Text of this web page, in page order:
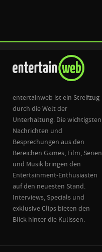
entertainweb ist ein Streifzug
durch die Welt der
Unterhaltung. Die wichtigsten
Nachrichten und
Besprechungen aus den
Bereichen Games, Film, Serien
und Musik bringen den
Entertainment-Enthusiasten
auf den neuesten Stand.
Interviews, Specials und
exklusive Clips bieten den
Blick hinter die Kulissen.